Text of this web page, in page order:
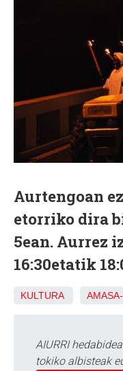
Aurtengoan
etorriko dira
5ean. Aurrez
16:30etatik
KULTURA
AIURRI
tokiko albisteak